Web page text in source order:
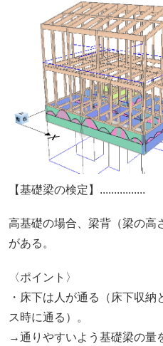
【基礎梁の検定】................
高基礎の場合、梁背（梁の高
がある。
〈ポイント〉
・床下は人が通る（床下収
ス時に通る）。
→通りやすいよう基礎梁の量